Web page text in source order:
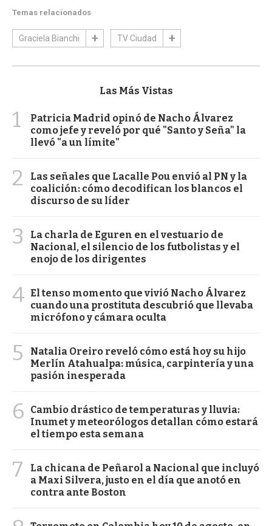
Temas relacionados
Graciela Bianchi TV Ciudad
Las Más Vistas
1
Patricia Madrid opinó de Nacho Álvarez
como jefe y reveló por qué "Santo y Seña" la
llevó "a un límite"
2
Las señales que Lacalle Pou envió al PN y la
coalición: cómo decodifican los blancos el
discurso de su líder
3
La charla de Eguren en el vestuario de
Nacional, el silencio de los futbolistas y el
enojo de los dirigentes
4 El tenso momento que vivió Nacho Álvarez
cuando una prostituta descubrió que llevaba
micrófono y cámara oculta
5
Natalia Oreiro reveló cómo está hoy su hijo
Merlín Atahualpa: música, carpintería y una
pasión inesperada
6
Cambio drástico de temperaturas y lluvia:
Inumet y meteorólogos detallan cómo estará
el tiempo esta semana
7
La chicana de Peñarol a Nacional que incluyó
a Maxi Silvera, justo en el día que anotó en
contra ante Boston